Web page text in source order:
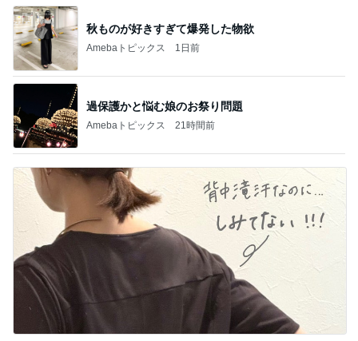
秋ものが好きすぎて爆発した物欲
Amebaトピックス 1日前
過保護かと悩む娘のお祭り問題
Amebaトピックス 21時間前